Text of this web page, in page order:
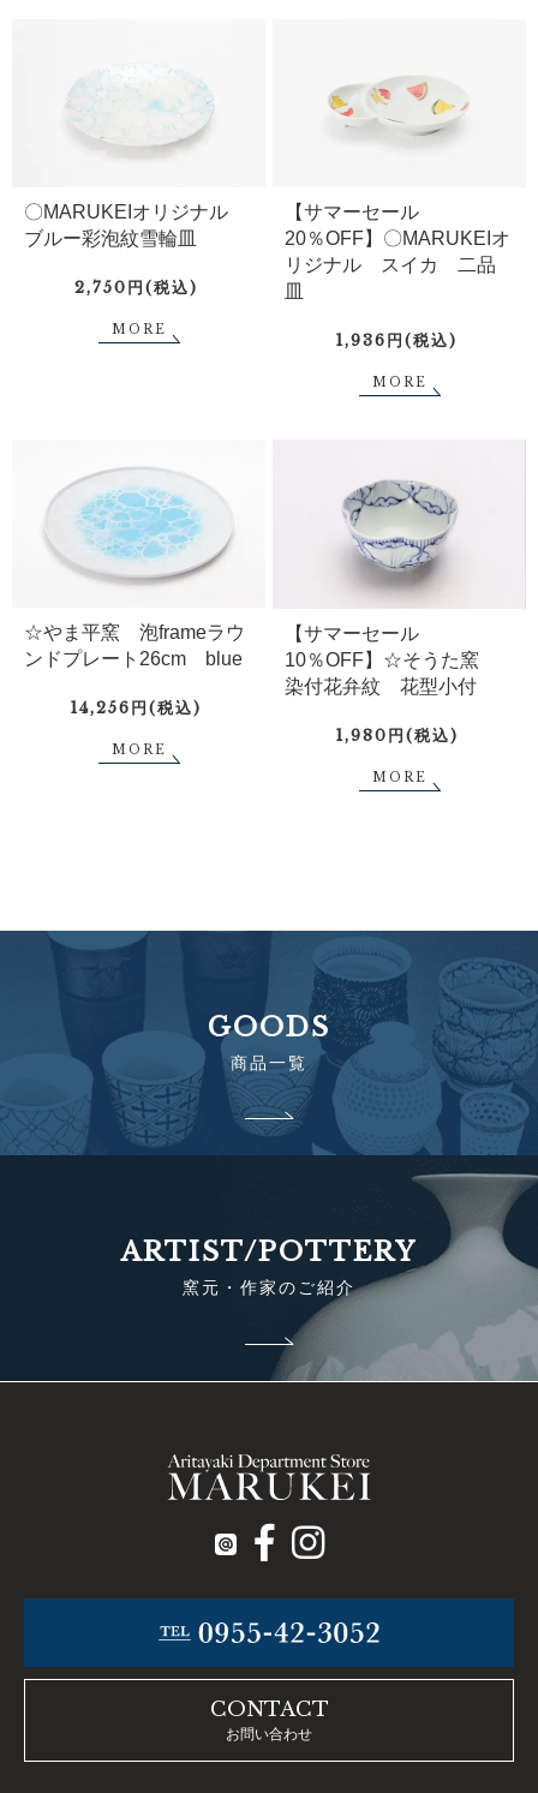
〇MARUKEIオリジナル
ブルー彩泡紋雪輪皿
2,750円(税込)
MORE
【サマーセール
20％OFF】〇MARUKEIオ
リジナル スイカ 二品
皿
1,936円(税込)
MORE
☆やま平窯 泡frameラウ
ンドプレート26cm blue
14,256円(税込)
MORE
【サマーセール
10％OFF】☆そうた窯
染付花弁紋 花型小付
1,980円(税込)
MORE
GOODS
商品一覧
ARTIST/POTTERY
窯元・作家のご紹介
CONTACT
お問い合わせ